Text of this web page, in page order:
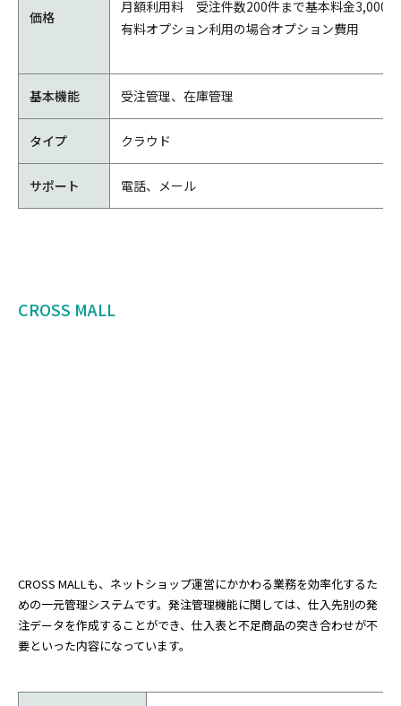
価格
月額利用料 受注件数200件まで基本料金3,000
有料オプション利用の場合オプション費用
基本機能 受注管理、在庫管理
タイプ クラウド
サポート 電話、メール
CROSS MALL
CROSS MALLも、ネットショップ運営にかかわる業務を効率化するた
めの一元管理システムです。発注管理機能に関しては、仕入先別の発
注データを作成することができ、仕入表と不足商品の突き合わせが不
要といった内容になっています。